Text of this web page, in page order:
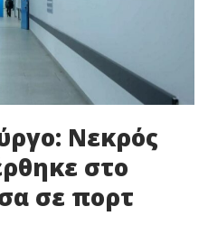
Νεκρός
στο
σε πορτ